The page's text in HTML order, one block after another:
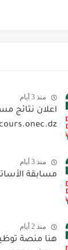
منذ 3 أيام
اعلان نتائج
منذ 3 أيام
مسابقة الأساتذة -
منذ 2 أيام
هنا منصة توظيف